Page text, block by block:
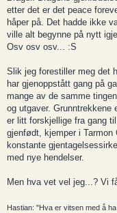
etter det er det peace
håper på. Det hadde ikke
ville alt begynne på nytt
Osv osv osv... :S
Slik jeg forestiller meg det
har gjenoppstått gang på
mange av de samme
og utgaver. Grunntrekkene
er litt forskjellige fra gang
gjenfødt, kjemper i Tarmon
konstante
med nye hendelser.
Men hva vet vel jeg...? Vi
Hastian: "Hva er vitsen med å